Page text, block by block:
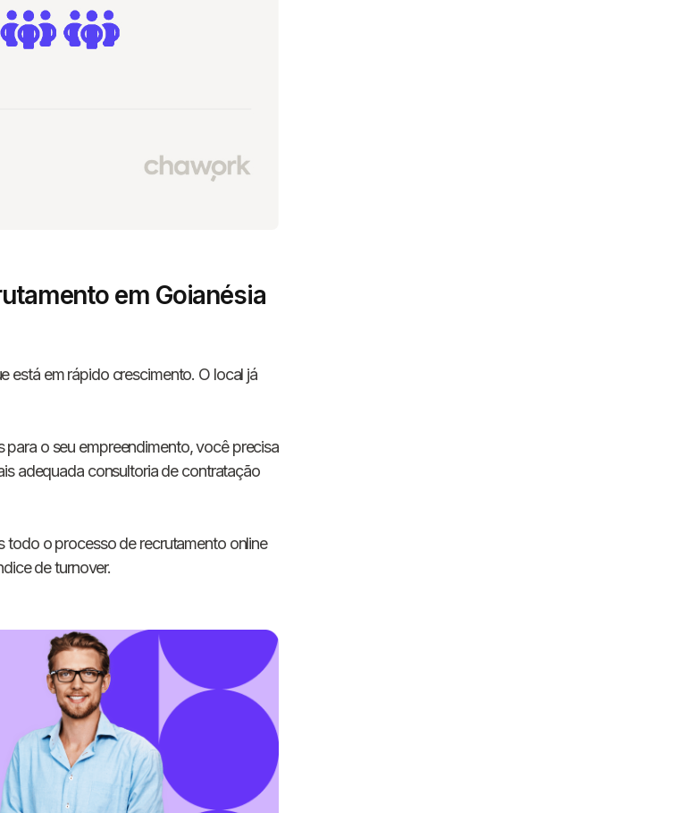
em Goianésia
está em rápido crescimento. O local já
o seu empreendimento, você precisa
adequada consultoria de contratação
todo o processo de recrutamento online
de turnover.